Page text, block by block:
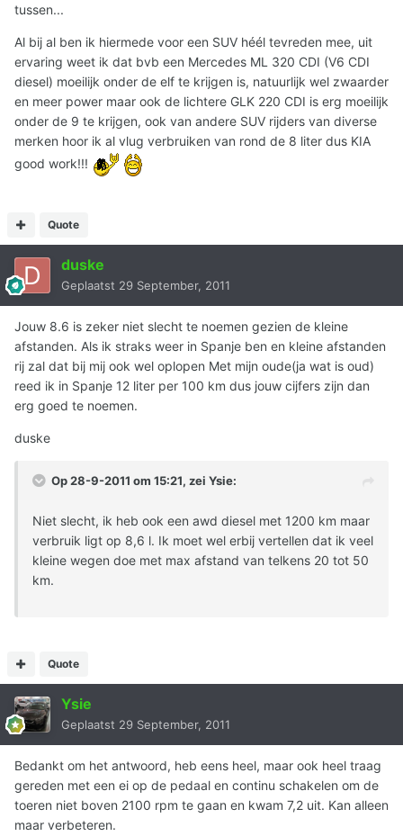
tussen...
Al bij al ben ik hiermede voor een SUV héél tevreden mee, uit
ervaring weet ik dat bvb een Mercedes ML 320 CDI (V6 CDI
diesel) moeilijk onder de elf te krijgen is, natuurlijk wel zwaarder
en meer power maar ook de lichtere GLK 220 CDI is erg moeilijk
onder de 9 te krijgen, ook van andere SUV rijders van diverse
merken hoor ik al vlug verbruiken van rond de 8 liter dus KIA
good work!!!
Quote
duske
Geplaatst 29 September, 2011
Jouw 8.6 is zeker niet slecht te noemen gezien de kleine
afstanden. Als ik straks weer in Spanje ben en kleine afstanden
rij zal dat bij mij ook wel oplopen Met mijn oude(ja wat is oud)
reed ik in Spanje 12 liter per 100 km dus jouw cijfers zijn dan
erg goed te noemen.
duske
Op 28-9-2011 om 15:21, zei Ysie:
Niet slecht, ik heb ook een awd diesel met 1200 km maar
verbruik ligt op 8,6 l. Ik moet wel erbij vertellen dat ik veel
kleine wegen doe met max afstand van telkens 20 tot 50
km.
Quote
Ysie
Geplaatst 29 September, 2011
Bedankt om het antwoord, heb eens heel, maar ook heel traag
gereden met een ei op de pedaal en continu schakelen om de
toeren niet boven 2100 rpm te gaan en kwam 7,2 uit. Kan alleen
maar verbeteren.